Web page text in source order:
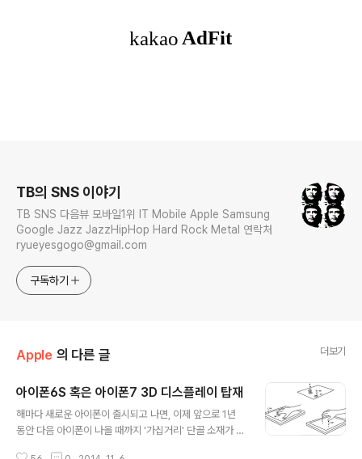
TB의 SNS 이야기
TB SNS 다음뷰 모바일1위 IT Mobile Apple Samsung
Google Jazz JazzHipHop Hard Rock Metal 연락처
ryueyesgogo@gmail.com
구독하기
Apple 의 다른 글 더보기
아이폰6S 혹은 아이폰7 3D 디스플레이 탑재
해마다 새로운 아이폰이 출시되고 나면, 이제 앞으로 1년
동안 다음 아이폰이 나올 때까지 '가십거리' 단골 소재가 바